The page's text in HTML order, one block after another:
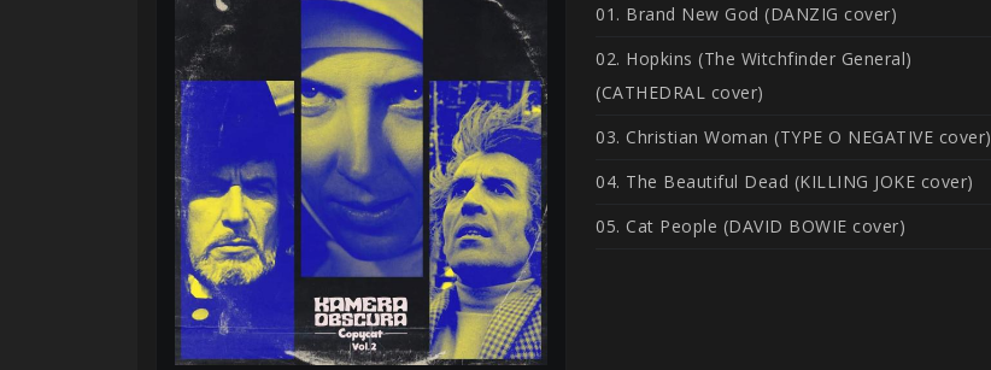
01. Brand New God (DANZIG cover)
02. Hopkins (The Witchfinder General)
(CATHEDRAL cover)
03. Christian Woman (TYPE O NEGATIVE cover)
04. The Beautiful Dead (KILLING JOKE cover)
05. Cat People (DAVID BOWIE cover)